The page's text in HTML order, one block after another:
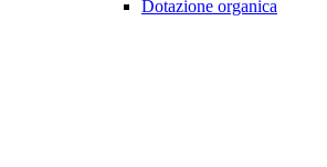
Dotazione organica